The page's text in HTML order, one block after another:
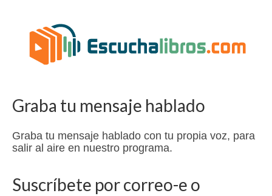
Graba tu mensaje hablado
Graba tu mensaje hablado con tu propia voz, para
salir al aire en nuestro programa.
Suscríbete por correo-e o